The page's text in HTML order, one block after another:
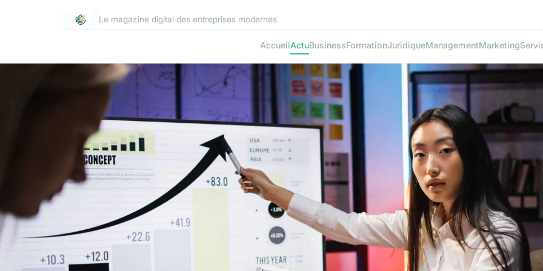
Le magazine digital des entreprises modernes
AccueilActuBusinessFormationJuridiqueManagementMarketing